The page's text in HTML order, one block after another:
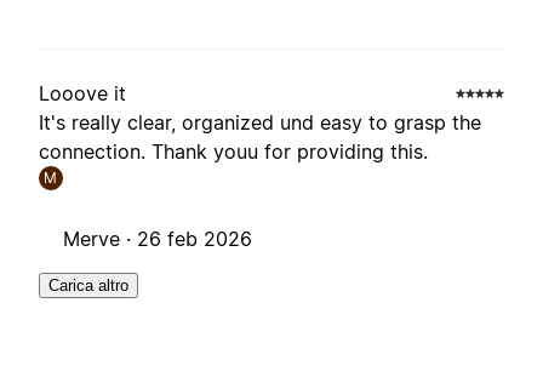
Looove it
It's really clear, organized und easy to grasp the
connection. Thank youu for providing this.
M
Merve · 26 feb 2026
Carica altro